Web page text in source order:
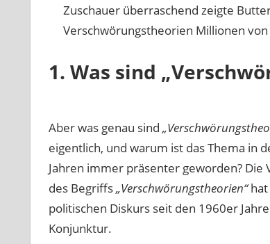
Zuschauer überraschend zeigte
Verschwörungstheorien Millionen
1. Was sind
Aber was genau sind
eigentlich, und warum ist das Thema in
Jahren immer präsenter geworden? Die
des Begriffs„Verschwörungstheorien“hat
politischen Diskurs seit den 1960er
Konjunktur.